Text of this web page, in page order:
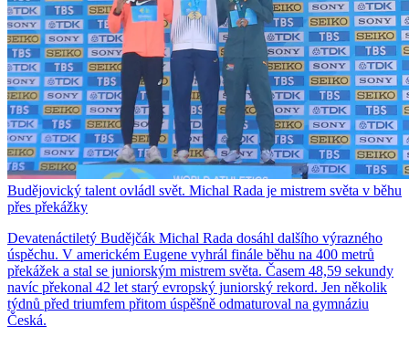
Budějovický talent ovládl svět. Michal Rada je mistrem světa v běhu
přes překážky
Devatenáctiletý Budějčák Michal Rada dosáhl dalšího výrazného
úspěchu. V americkém Eugene vyhrál finále běhu na 400 metrů
překážek a stal se juniorským mistrem světa. Časem 48,59 sekundy
navíc překonal 42 let starý evropský juniorský rekord. Jen několik
týdnů před triumfem přitom úspěšně odmaturoval na gymnáziu
Česká.